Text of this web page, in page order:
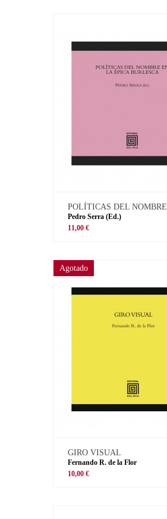
POLÍTICAS DEL NOMBRE
Pedro Serra (Ed.)
11,00 €
Agotado
GIRO VISUAL
Fernando R. de la Flor
10,00 €